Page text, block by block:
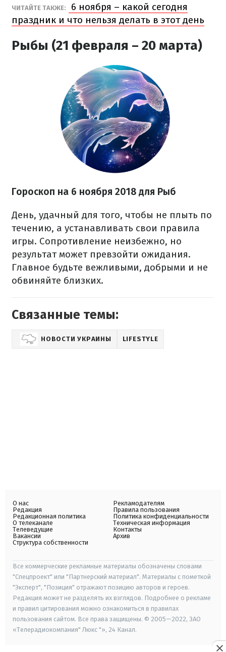
ЧИТАЙТЕ ТАКЖЕ:
6 ноября – какой сегодня
праздник и что нельзя делать в этот день
Рыбы (21 февраля – 20 марта)
Гороскоп на 6 ноября 2018 для Рыб
День, удачный для того, чтобы не плыть по
течению, а устанавливать свои правила
игры. Сопротивление неизбежно, но
результат может превзойти ожидания.
Главное будьте вежливыми, добрыми и не
обвиняйте близких.
Связанные темы:
НОВОСТИ УКРАИНЫ LIFESTYLE
О нас
Редакция
Редакционная политика
О телеканале
Телеведущие
Вакансии
Структура собственности
Рекламодателям
Правила пользования
Политика конфиденциальности
Техническая информация
Контакты
Архив
Все коммерческие рекламные материалы обозначены словами
"Спецпроект" или "Партнерский материал". Материалы с пометкой
"Эксперт", "Позиция" отражают позицию авторов и героев.
Редакция может не разделять их взглядов. Подробнее о рекламе
и правил цитирования можно ознакомиться в правилах
пользования сайтом. Все права защищены. © 2005—2022, ЗАО
«Телерадиокомпания" Люкс "», 24 Канал.